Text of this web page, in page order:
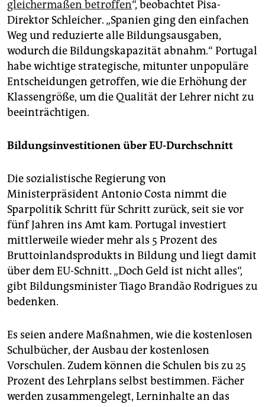
gleichermaßen betroffen“, beobachtet Pisa-
Direktor Schleicher. „Spanien ging den einfachen
Weg und reduzierte alle Bildungsausgaben,
wodurch die Bildungskapazität abnahm.“ Portugal
habe wichtige strategische, mitunter unpopuläre
Entscheidungen getroffen, wie die Erhöhung der
Klassengröße, um die Qualität der Lehrer nicht zu
beeinträchtigen.
Bildungsinvestitionen über EU-Durchschnitt
Die sozialistische Regierung von
Ministerpräsident Antonio Costa nimmt die
Sparpolitik Schritt für Schritt zurück, seit sie vor
fünf Jahren ins Amt kam. Portugal investiert
mittlerweile wieder mehr als 5 Prozent des
Bruttoinlandsprodukts in Bildung und liegt damit
über dem EU-Schnitt. „Doch Geld ist nicht alles“,
gibt Bildungsminister Tiago Brandão Rodrigues zu
bedenken.
Es seien andere Maßnahmen, wie die kostenlosen
Schulbücher, der Ausbau der kostenlosen
Vorschulen. Zudem können die Schulen bis zu 25
Prozent des Lehrplans selbst bestimmen. Fächer
werden zusammengelegt, Lerninhalte an das